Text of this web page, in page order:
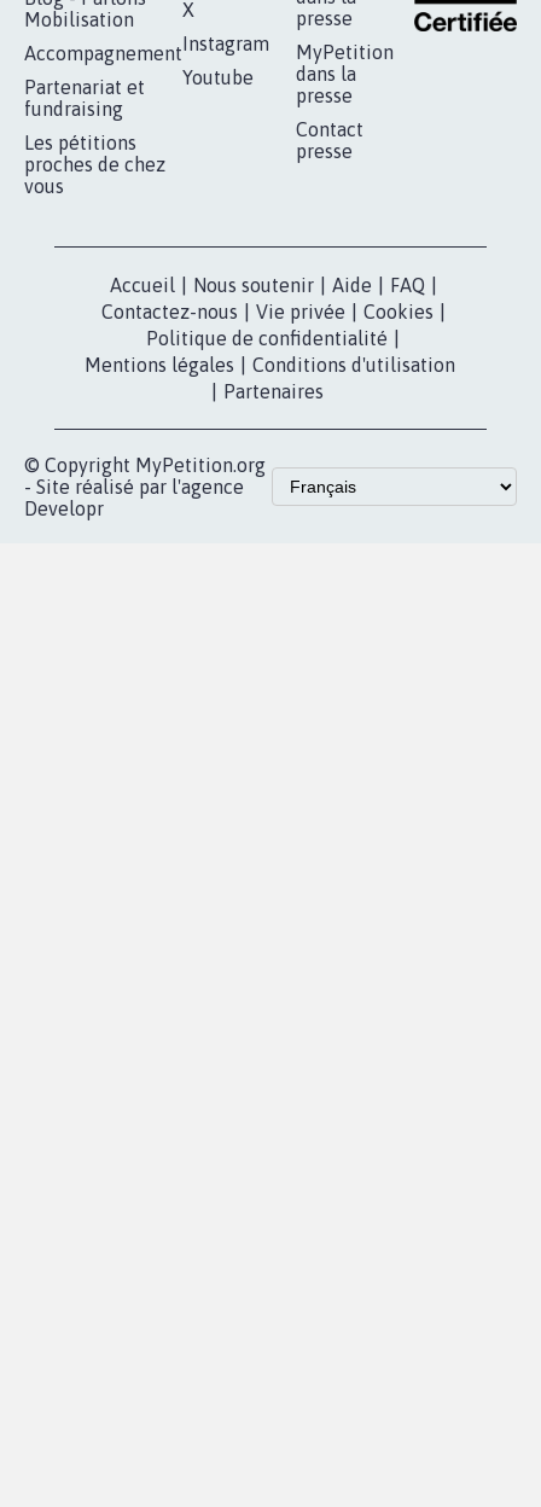
Mobilisation
Accompagnement
Partenariat et
fundraising
Les pétitions
proches de chez
vous
X
Instagram
Youtube
presse
MyPetition
dans la
presse
Contact
presse
Accueil Nous soutenir Aide FAQ
Contactez-nous
Vie privée Cookies
Politique de confidentialité
Mentions légales
Conditions d'utilisation
Partenaires
© Copyright MyPetition.org
- Site réalisé par l'agence
Developr